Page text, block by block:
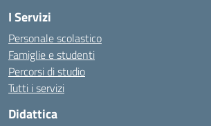
I Servizi
Personale scolastico
Famiglie e studenti
Percorsi di studio
Tutti i servizi
Didattica